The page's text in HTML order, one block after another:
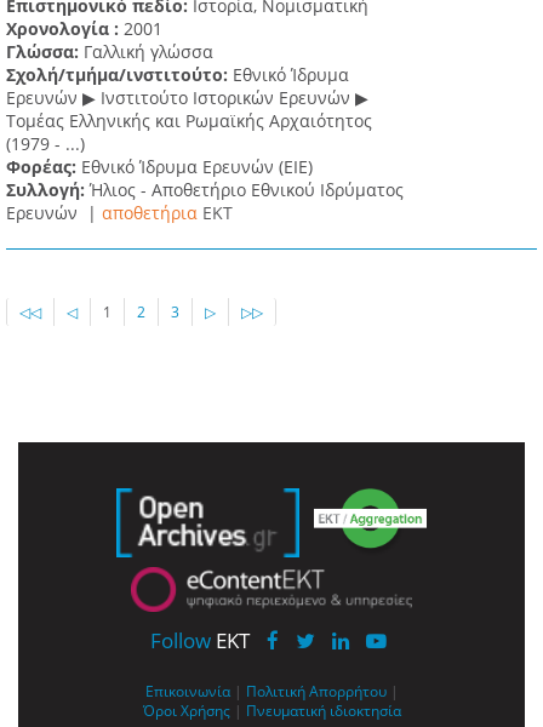
Επιστημονικό πεδίο: Ιστορία, Νομισματική
Χρονολογία : 2001
Γλώσσα: Γαλλική γλώσσα
Σχολή/τμήμα/ινστιτούτο: Εθνικό Ίδρυμα
Ερευνών ▶ Ινστιτούτο Ιστορικών Ερευνών ▶
Τομέας Ελληνικής και Ρωμαϊκής Αρχαιότητος
(1979 - ...)
Φορέας: Εθνικό Ίδρυμα Ερευνών (ΕΙΕ)
Συλλογή:Ήλιος - Αποθετήριο Εθνικού Ιδρύματος
Ερευνών | αποθετήρια EKT
◁◁ ◁ 1 2 3 ▷ ▷▷
Follow EKT
Επικοινωνία | Πολιτική Απορρήτου |
Όροι Χρήσης | Πνευματική ιδιοκτησία